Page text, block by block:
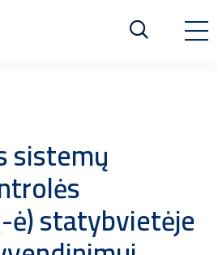
sistemų
ė) statybvietėje